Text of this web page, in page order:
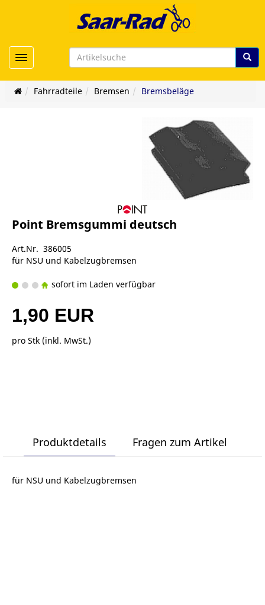
Toggle navigation
Fahrradteile Bremsen Bremsbeläge
Point Bremsgummi deutsch
Art.Nr. 386005
für NSU und Kabelzugbremsen
sofort im Laden verfügbar
1,90 EUR
pro Stk (inkl. MwSt.)
Produktdetails Fragen zum Artikel
für NSU und Kabelzugbremsen